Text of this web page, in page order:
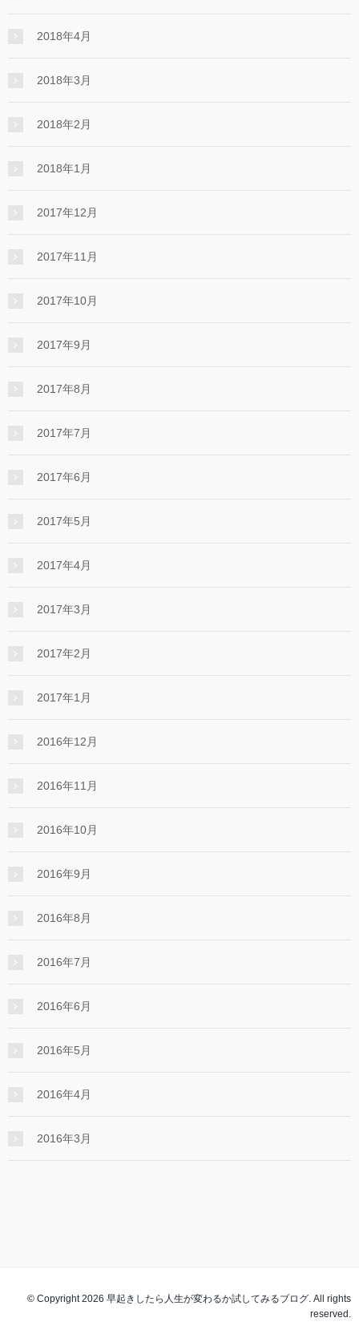
2018年4月
2018年3月
2018年2月
2018年1月
2017年12月
2017年11月
2017年10月
2017年9月
2017年8月
2017年7月
2017年6月
2017年5月
2017年4月
2017年3月
2017年2月
2017年1月
2016年12月
2016年11月
2016年10月
2016年9月
2016年8月
2016年7月
2016年6月
2016年5月
2016年4月
2016年3月
© Copyright 2026 早起きしたら人生が変わるか試してみるブログ. All rights
reserved.